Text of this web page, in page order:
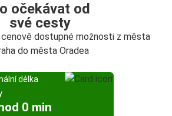
očekávat od
své cesty
cenově dostupné možnosti z města
do města Oradea
délka
0 min